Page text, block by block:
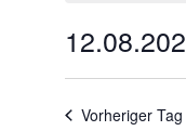
Datum
wählen.
Vorheriger Tag